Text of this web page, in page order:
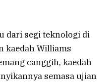
dari segi teknologi di
kaedah Williams
canggih, kaedah
semasa ujian